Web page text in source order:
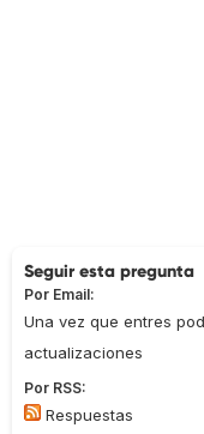
Seguir esta pregunta
Por Email:
Una vez que entres
actualizaciones
Por RSS:
Respuestas